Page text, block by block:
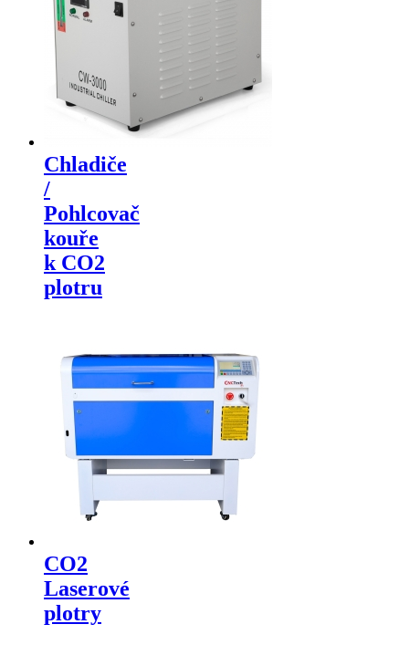
Chladiče
/
Pohlcovač
kouře
k CO2
plotru
CO2
Laserové
plotry